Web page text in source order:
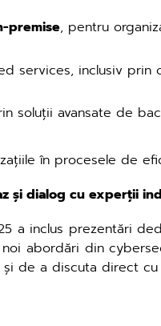
premise, pentru
services, inclusiv prin
soluții avansate de
în procesele de
și dialog cu experții
a inclus prezentări
abordări din
de a discuta direct